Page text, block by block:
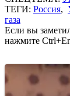
ТЕГИ: Россия,
газа
Если вы
нажмите